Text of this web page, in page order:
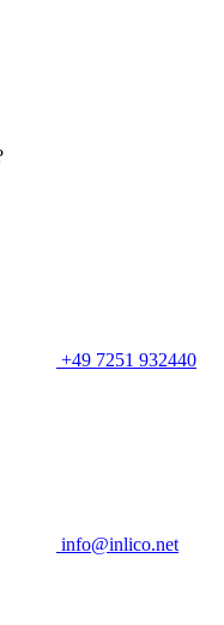
+49 7251 932440
info@inlico.net